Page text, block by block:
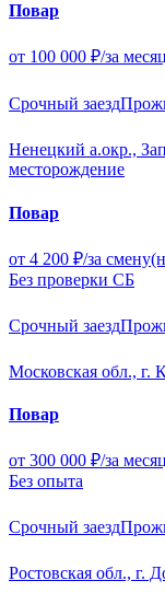
Повар
от 100 000 ₽/за месяц
Срочный заезд
Ненецкий а.окр.,
месторождение
Повар
от 4 200 ₽/за смену
Без проверки СБ
Срочный заезд
Московская обл., г.
Повар
от 300 000 ₽/за месяц
Без опыта
Срочный заезд
Ростовская обл., г.